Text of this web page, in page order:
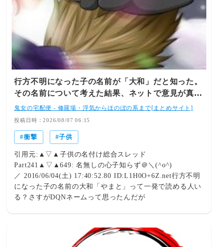
トゲトゲ付きのマッサージ棒で殴りながら怒鳴ってくる。
どうもウトメは大人しくなった訳ではなく、私に言ったら
旦那に〆られる→嫁母で憂さ晴らし！となったみたいで母
に日に何度も電話をかけてきてたみたいだった。ウトメ何
してくれとんじゃぁぁぁ！！と思ってたら脛に衝撃。立っ
てられなくて転けたら母がマッサージ棒で私の足を再びぶ
ん殴ってきた。バキィッ！みたいな不穏な音が聞こえて
gkbr。あんたのせいで！とかあたしを巻き込むんじゃな
い！と言いながら文字通りのタコ殴りでブラックアウトし
つつある意識を気合いで保たせつつ猫用出入り口の扉を開
けて助けてー！杀殳されるー！と力の限り叫んでみた。こ
こで力尽き、目が覚めて母妹と旦那の顔を見てあー生きて
たーと感動したw両脚複雑骨折に鼻と頬骨もバキバキ、手
の指も何本かおかしな方向に旅立ってたみたい。母は檻付
き病院に入った。たぶんもう出てこないんじゃないかな。
ウトメは母のアグレッシブさに恐怖したみたいで、私に謝
罪して本当に大人しくなった。
行方不明になった子の名前が「大和」だと知った。
その名前について考えた結果、ネットで意見が真っ
二つになっていて…
鬼女の宅配便 - 修羅場・浮気からほのぼの系まで[まとめサイト]
投稿日時：2026/08/07 06:15
衝撃 子供
引用元:▲▽▲子供の名付け総合スレッド
Part241▲▽▲649: 名無しの心子知らず＠＼(^o^)
／ 2016/06/04(土) 17:40:52.80 ID:L1H0O+6Z.net行方不明
になった子の名前の大和「やまと」って一発で読める人い
る？さすがDQNネームって思ったんだが